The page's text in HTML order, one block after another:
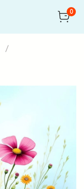
0